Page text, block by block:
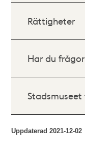
Rättigheter
Har du
Uppdaterad2021-12-02